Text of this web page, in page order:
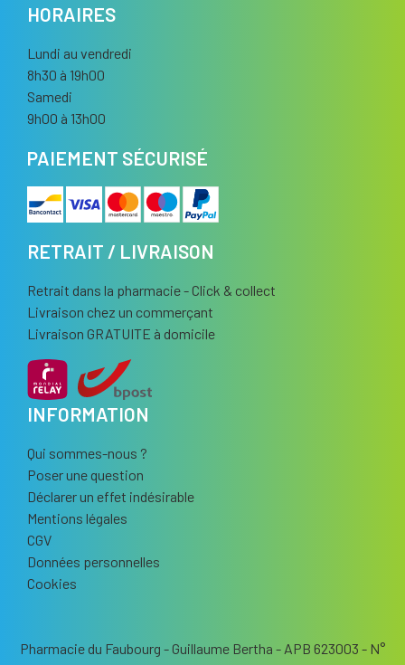
HORAIRES
Lundi au vendredi
8h30 à 19h00
Samedi
9h00 à 13h00
PAIEMENT SÉCURISÉ
RETRAIT / LIVRAISON
Retrait dans la pharmacie - Click & collect
Livraison chez un commerçant
Livraison GRATUITE à domicile
INFORMATION
Qui sommes-nous ?
Poser une question
Déclarer un effet indésirable
Mentions légales
CGV
Données personnelles
Cookies
Pharmacie du Faubourg - Guillaume Bertha - APB 623003 - N°